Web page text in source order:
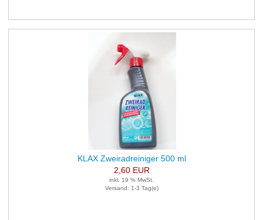
KLAX Zweiradreiniger 500 ml
2,60 EUR
inkl. 19 % MwSt.
Versand: 1-3 Tag(e)